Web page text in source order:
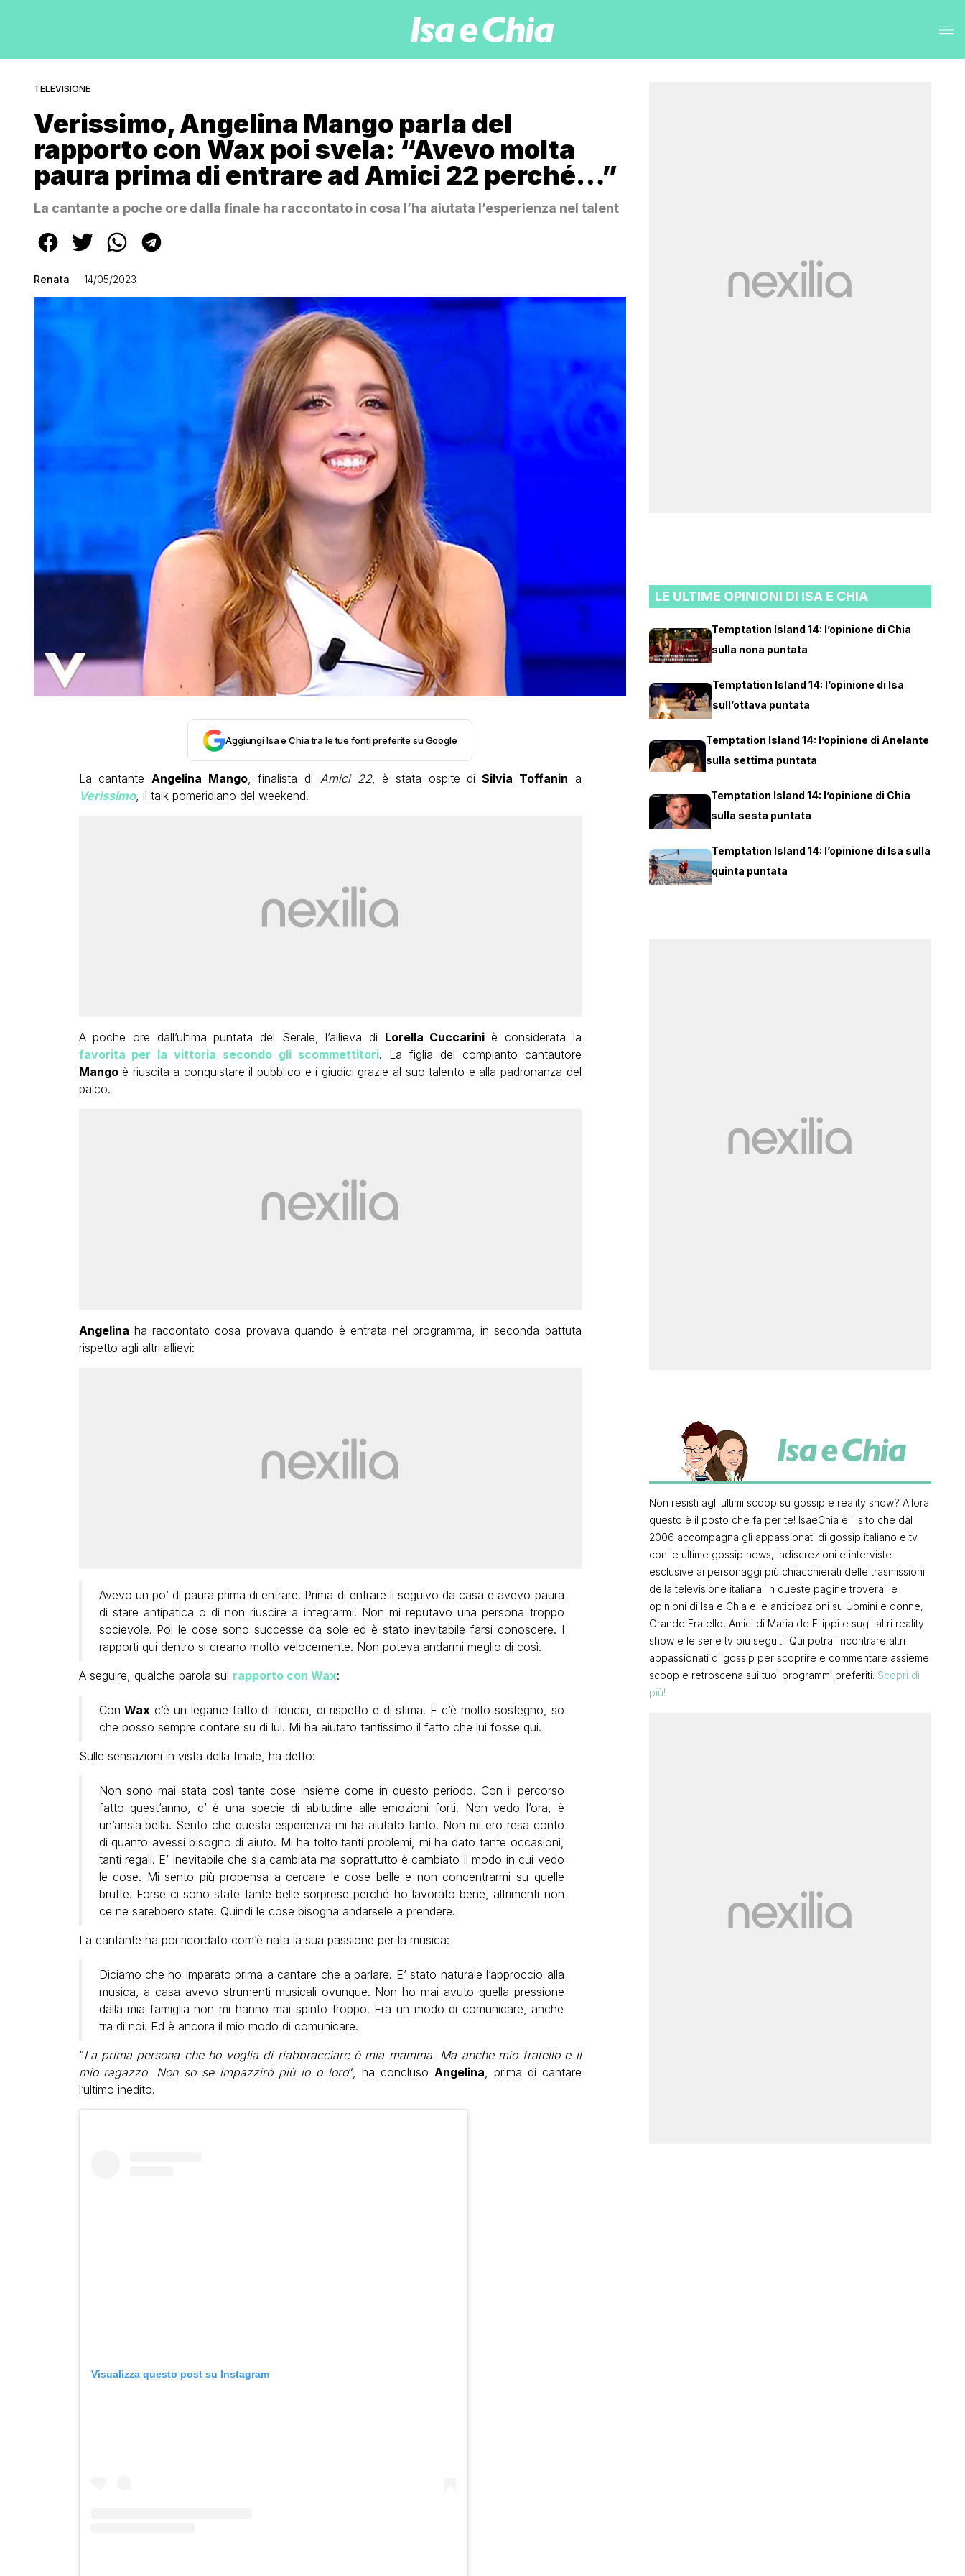
TELEVISIONE
Verissimo, Angelina Mango parla del
rapporto con Wax poi svela: “Avevo molta
paura prima di entrare ad Amici 22 perché…”
La cantante a poche ore dalla finale ha raccontato in cosa l’ha aiutata l’esperienza nel talent
Renata 14/05/2023
Aggiungi Isa e Chia tra le tue fonti preferite su Google
La cantante Angelina Mango, finalista di Amici 22, è stata ospite di Silvia Toffanin a
Verissimo, il talk pomeridiano del weekend.
A poche ore dall’ultima puntata del Serale, l’allieva di Lorella Cuccariniè considerata la
favorita per la vittoria secondo gli scommettitori. La figlia del compianto cantautore
Mangoè riuscita a conquistare il pubblico e i giudici grazie al suo talento e alla padronanza del
palco.
Angelina ha raccontato cosa provava quando è entrata nel programma, in seconda battuta
rispetto agli altri allievi:
Avevo un po’ di paura prima di entrare. Prima di entrare li seguivo da casa e avevo paura
di stare antipatica o di non riuscire a integrarmi. Non mi reputavo una persona troppo
socievole. Poi le cose sono successe da sole ed è stato inevitabile farsi conoscere. I
rapporti qui dentro si creano molto velocemente. Non poteva andarmi meglio di così.
A seguire, qualche parola sul rapporto con Wax:
ConWax c’è un legame fatto di fiducia, di rispetto e di stima. E c’è molto sostegno, so
che posso sempre contare su di lui. Mi ha aiutato tantissimo il fatto che lui fosse qui.
Sulle sensazioni in vista della finale, ha detto:
Non sono mai stata così tante cose insieme come in questo periodo. Con il percorso
fatto quest’anno, c’ è una specie di abitudine alle emozioni forti. Non vedo l’ora, è
un’ansia bella. Sento che questa esperienza mi ha aiutato tanto. Non mi ero resa conto
di quanto avessi bisogno di aiuto. Mi ha tolto tanti problemi, mi ha dato tante occasioni,
tanti regali. E’ inevitabile che sia cambiata ma soprattutto è cambiato il modo in cui vedo
le cose. Mi sento più propensa a cercare le cose belle e non concentrarmi su quelle
brutte. Forse ci sono state tante belle sorprese perché ho lavorato bene, altrimenti non
ce ne sarebbero state. Quindi le cose bisogna andarsele a prendere.
La cantante ha poi ricordato com’è nata la sua passione per la musica:
Diciamo che ho imparato prima a cantare che a parlare. E’ stato naturale l’approccio alla
musica, a casa avevo strumenti musicali ovunque. Non ho mai avuto quella pressione
dalla mia famiglia non mi hanno mai spinto troppo. Era un modo di comunicare, anche
tra di noi. Ed è ancora il mio modo di comunicare.
“La prima persona che ho voglia di riabbracciare è mia mamma. Ma anche mio fratello e il
mio ragazzo. Non so se impazzirò più io o loro“, ha concluso Angelina , prima di cantare
l’ultimo inedito.
Visualizza questo post su Instagram
LE ULTIME OPINIONI DI ISA E CHIA
Temptation Island 14: l’opinione di Chia
sulla nona puntata
Temptation Island 14: l’opinione di Isa
sull’ottava puntata
Temptation Island 14: l’opinione di Anelante
sulla settima puntata
Temptation Island 14: l’opinione di Chia
sulla sesta puntata
Temptation Island 14: l’opinione di Isa sulla
quinta puntata
Non resisti agli ultimi scoop su gossip e reality show? Allora
questo è il posto che fa per te! IsaeChia è il sito che dal
2006 accompagna gli appassionati di gossip italiano e tv
con le ultime gossip news, indiscrezioni e interviste
esclusive ai personaggi più chiacchierati delle trasmissioni
della televisione italiana. In queste pagine troverai le
opinioni di Isa e Chia e le anticipazioni su Uomini e donne,
Grande Fratello, Amici di Maria de Filippi e sugli altri reality
show e le serie tv più seguiti. Qui potrai incontrare altri
appassionati di gossip per scoprire e commentare assieme
scoop e retroscena sui tuoi programmi preferiti. Scopri di
più!